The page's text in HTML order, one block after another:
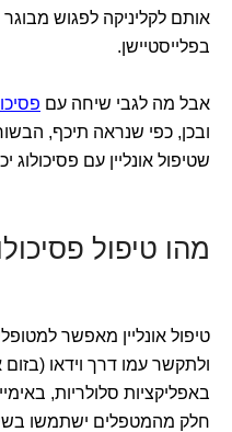
אותם לקליניקה לפגוש
בפלייסטיישן.
אבל מה לגבי שיחה עם
ובכן, כפי שנראה תיכף,
שטיפול אונליין עם פסיכולוג
מהו טיפול
טיפול אונליין מאפשר
ולתקשר עמו דרך וידאו
באפליקציות סלולריות,
חלק מהמטפלים ישתמשו